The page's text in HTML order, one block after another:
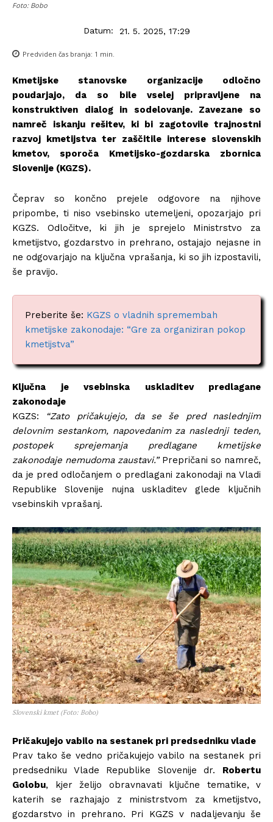
Foto: Bobo
Datum: 21. 5. 2025, 17:29
Predviden čas branja: 1 min.
Kmetijske stanovske organizacije odločno
poudarjajo, da so bile vselej pripravljene na
konstruktiven dialog in sodelovanje. Zavezane so
namreč iskanju rešitev, ki bi zagotovile trajnostni
razvoj kmetijstva ter zaščitile interese slovenskih
kmetov, sporoča Kmetijsko-gozdarska zbornica
Slovenije (KGZS).
Čeprav so končno prejele odgovore na njihove
pripombe, ti niso vsebinsko utemeljeni, opozarjajo pri
KGZS. Odločitve, ki jih je sprejelo Ministrstvo za
kmetijstvo, gozdarstvo in prehrano, ostajajo nejasne in
ne odgovarjajo na ključna vprašanja, ki so jih izpostavili,
še pravijo.
Preberite še: KGZS o vladnih spremembah
kmetijske zakonodaje: “Gre za organiziran pokop
kmetijstva”
Ključna je vsebinska uskladitev predlagane
zakonodaje
KGZS: “Zato pričakujejo, da se še pred naslednjim
delovnim sestankom, napovedanim za naslednji teden,
postopek sprejemanja predlagane kmetijske
zakonodaje nemudoma zaustavi.”Prepričani so namreč,
da je pred odločanjem o predlagani zakonodaji na Vladi
Republike Slovenije nujna uskladitev glede ključnih
vsebinskih vprašanj.
Slovenski kmet (Foto: Bobo)
Pričakujejo vabilo na sestanek pri predsedniku vlade
Prav tako še vedno pričakujejo vabilo na sestanek pri
predsedniku Vlade Republike Slovenije dr. Robertu
Golobu, kjer želijo obravnavati ključne tematike, v
katerih se razhajajo z ministrstvom za kmetijstvo,
gozdarstvo in prehrano. Pri KGZS v nadaljevanju še